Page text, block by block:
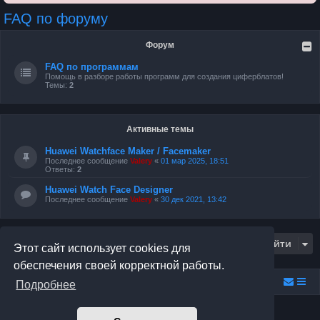
Этот сайт использует cookies для
обеспечения своей корректной работы.
Подробнее
FAQ по форуму
Форум
FAQ по программам
Помощь в разборе работы программ для создания циферблатов!
Темы: 2
Активные темы
Huawei Watchface Maker / Facemaker
Последнее сообщение Valery « 01 мар 2025, 18:51
Ответы: 2
Huawei Watch Face Designer
Последнее сообщение Valery « 30 дек 2021, 13:42
Перейти
Relax.F.Studio
Создано на основеphpBB® Forum Software © phpBB Limited